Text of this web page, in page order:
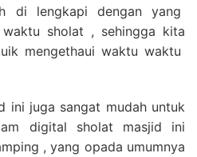
di lengkapi dengan yang
sholat , sehingga kita
mengethaui waktu waktu
ini juga sangat mudah untuk
digital sholat masjid ini
, yang opada umumnya